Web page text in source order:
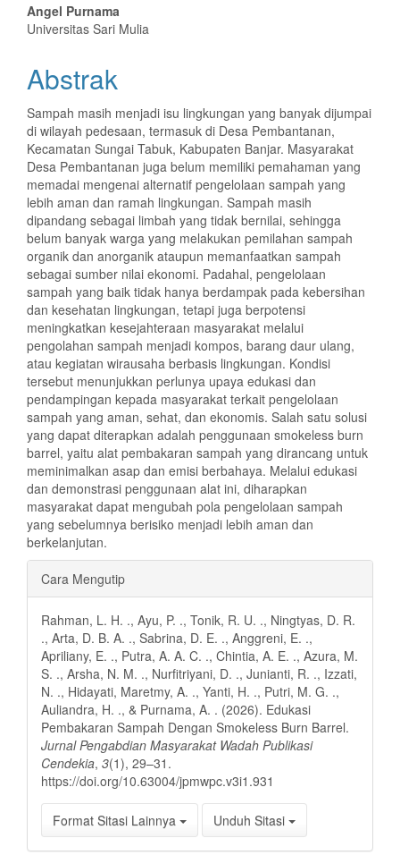
Angel Purnama
Universitas Sari Mulia
Abstrak
Sampah masih menjadi isu lingkungan yang banyak dijumpai
di wilayah pedesaan, termasuk di Desa Pembantanan,
Kecamatan Sungai Tabuk, Kabupaten Banjar. Masyarakat
Desa Pembantanan juga belum memiliki pemahaman yang
memadai mengenai alternatif pengelolaan sampah yang
lebih aman dan ramah lingkungan. Sampah masih
dipandang sebagai limbah yang tidak bernilai, sehingga
belum banyak warga yang melakukan pemilahan sampah
organik dan anorganik ataupun memanfaatkan sampah
sebagai sumber nilai ekonomi. Padahal, pengelolaan
sampah yang baik tidak hanya berdampak pada kebersihan
dan kesehatan lingkungan, tetapi juga berpotensi
meningkatkan kesejahteraan masyarakat melalui
pengolahan sampah menjadi kompos, barang daur ulang,
atau kegiatan wirausaha berbasis lingkungan. Kondisi
tersebut menunjukkan perlunya upaya edukasi dan
pendampingan kepada masyarakat terkait pengelolaan
sampah yang aman, sehat, dan ekonomis. Salah satu solusi
yang dapat diterapkan adalah penggunaan smokeless burn
barrel, yaitu alat pembakaran sampah yang dirancang untuk
meminimalkan asap dan emisi berbahaya. Melalui edukasi
dan demonstrasi penggunaan alat ini, diharapkan
masyarakat dapat mengubah pola pengelolaan sampah
yang sebelumnya berisiko menjadi lebih aman dan
berkelanjutan.
Rincian
Artikel
Cara Mengutip
Rahman, L. H. ., Ayu, P. ., Tonik, R. U. ., Ningtyas, D. R.
., Arta, D. B. A. ., Sabrina, D. E. ., Anggreni, E. .,
Apriliany, E. ., Putra, A. A. C. ., Chintia, A. E. ., Azura, M.
S. ., Arsha, N. M. ., Nurfitriyani, D. ., Junianti, R. ., Izzati,
N. ., Hidayati, Maretmy, A. ., Yanti, H. ., Putri, M. G. .,
Auliandra, H. ., & Purnama, A. . (2026). Edukasi
Pembakaran Sampah Dengan Smokeless Burn Barrel.
Jurnal Pengabdian Masyarakat Wadah Publikasi
Cendekia, 3(1), 29–31.
https://doi.org/10.63004/jpmwpc.v3i1.931
Format Sitasi Lainnya Unduh Sitasi